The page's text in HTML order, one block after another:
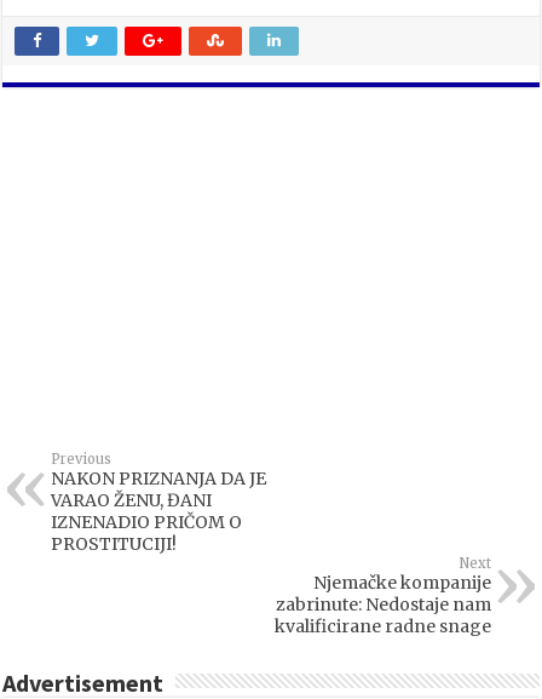
Previous
NAKON PRIZNANJA DA JE
VARAO ŽENU, ĐANI
IZNENADIO PRIČOM O
PROSTITUCIJI!
Next
Njemačke kompanije
zabrinute: Nedostaje nam
kvalificirane radne snage
Advertisement